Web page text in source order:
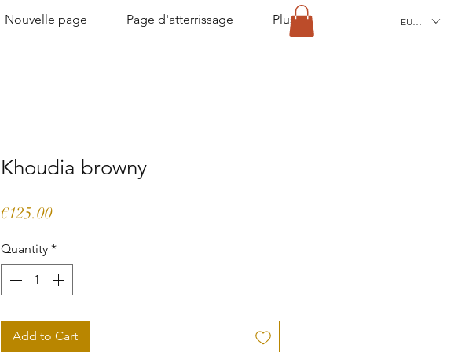
Nouvelle page Page d'atterrissage Plus EUR (€)
Khoudia browny
€125.00Price
Quantity *
Add to Cart